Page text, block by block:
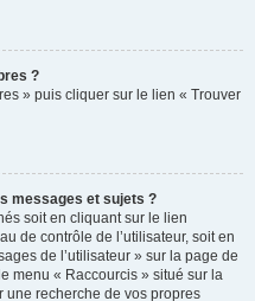
?
» puis cliquer sur le lien « Trouver
messages et sujets ?
soit en cliquant sur le lien
de contrôle de l’utilisateur, soit en
de l’utilisateur » sur la page de
menu « Raccourcis » situé sur la
une recherche de vos propres